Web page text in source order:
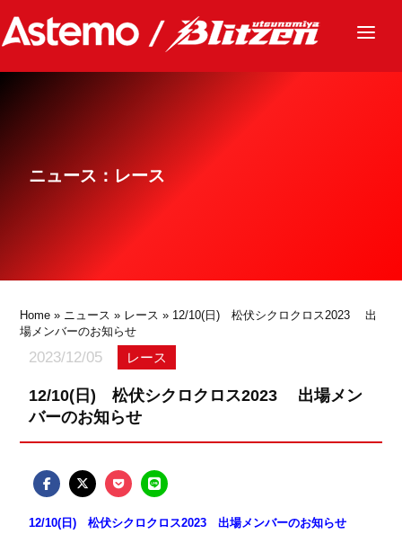
ニュース
グッズ
ニュース：レース
Home » ニュース » レース » 12/10(日) 松伏シクロクロス2023 出
場メンバーのお知らせ
2023/12/05 レース
12/10(日) 松伏シクロクロス2023 出場メン
バーのお知らせ
12/10(日) 松伏シクロクロス2023 出場メンバーのお知らせ